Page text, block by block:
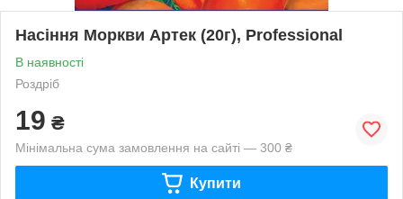
Насіння Моркви Артек (20г), Professional
В наявності
Роздріб
19 ₴
Мінімальна сума замовлення на сайті — 300 ₴
Купити